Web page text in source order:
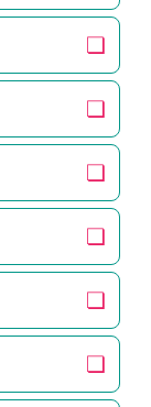
❏
❏
❏
❏
❏
❏